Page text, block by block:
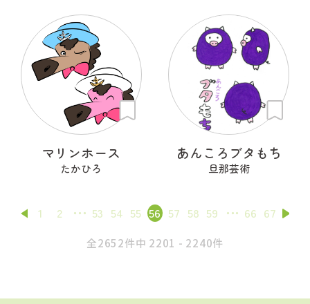
マリンホース
たかひろ
あんころブタもち
旦那芸術
1 2 53 54 55 56 57 58 59 66 67
全2652件中 2201 - 2240件